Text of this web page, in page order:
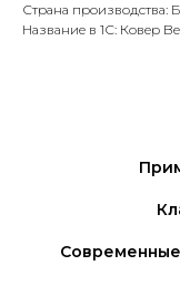
Страна производства:
Название в 1С: Ковер